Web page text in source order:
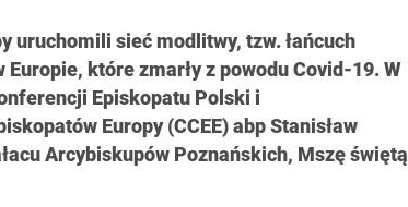
uruchomili sieć modlitwy, tzw. łańcuch
które zmarły z powodu Covid-19. W
Episkopatu Polski i
Europy (CCEE) abp Stanisław
Arcybiskupów Poznańskich, Mszę świętą